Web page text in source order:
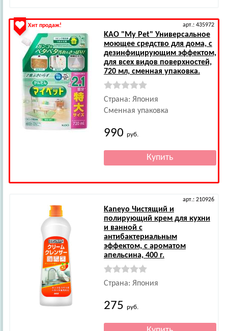
Хит продаж! арт.: 435972
KAO"My Pet" Универсальное
моющее средство для дома, с
дезинфицирующим эффектом,
для всех видов поверхностей,
720 мл, сменная упаковка.
Страна: Япония
Сменная упаковка
990 руб.
арт.: 210926
Kaneyo Чистящий и
полирующий крем для кухни
и ванной с
антибактериальным
эффектом, с ароматом
апельсина, 400 г.
Страна: Япония
275 руб.